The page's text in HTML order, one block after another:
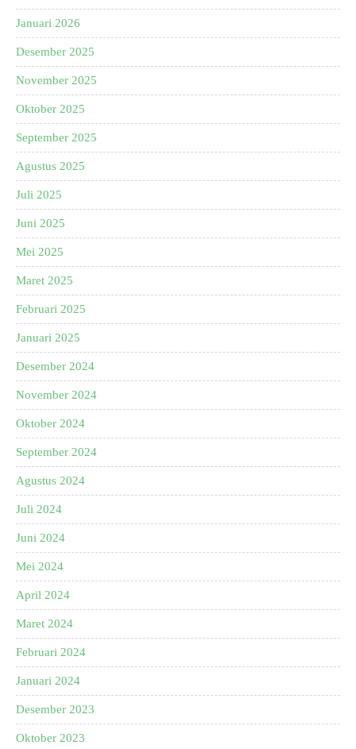
Januari 2026
Desember 2025
November 2025
Oktober 2025
September 2025
Agustus 2025
Juli 2025
Juni 2025
Mei 2025
Maret 2025
Februari 2025
Januari 2025
Desember 2024
November 2024
Oktober 2024
September 2024
Agustus 2024
Juli 2024
Juni 2024
Mei 2024
April 2024
Maret 2024
Februari 2024
Januari 2024
Desember 2023
Oktober 2023